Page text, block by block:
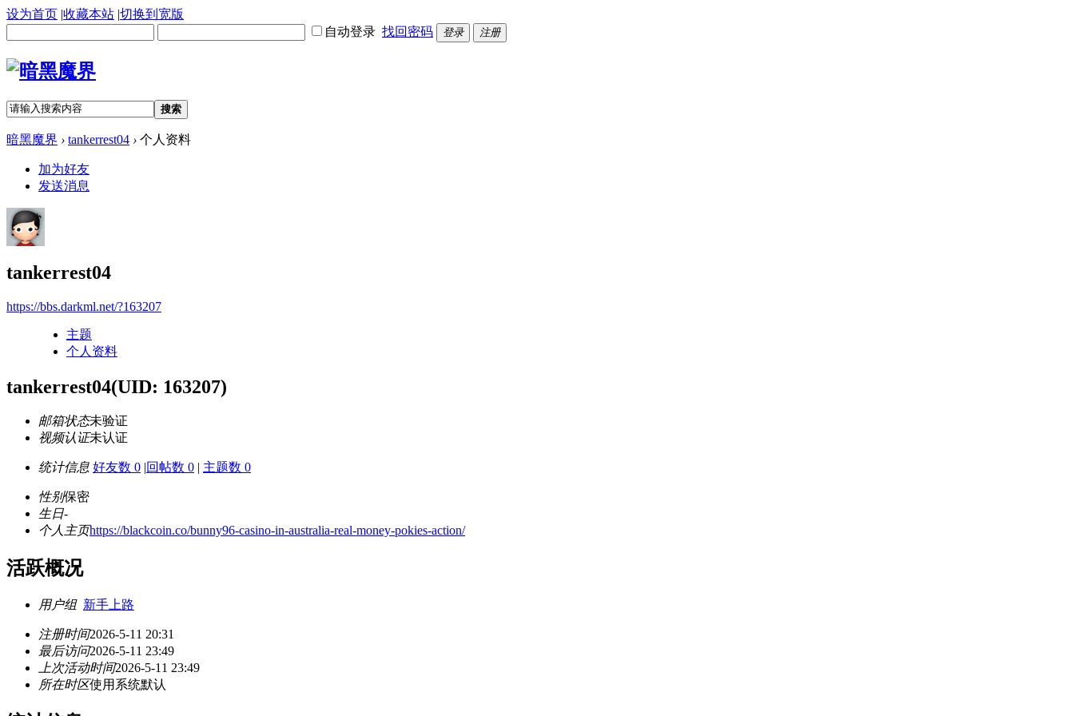
设为首页 |收藏本站 |切换到宽版
自动登录 找回密码 登录 注册
搜索
暗黑魔界 › tankerrest04 › 个人资料
加为好友
发送消息
tankerrest04
https://bbs.darkml.net/?163207
主题
个人资料
tankerrest04(UID: 163207)
邮箱状态未验证
视频认证未认证
统计信息 好友数 0 |回帖数 0 | 主题数 0
性别保密
生日-
个人主页https://blackcoin.co/bunny96-casino-in-australia-real-money-pokies-action/
活跃概况
用户组 新手上路
注册时间2026-5-11 20:31
最后访问2026-5-11 23:49
上次活动时间2026-5-11 23:49
所在时区使用系统默认